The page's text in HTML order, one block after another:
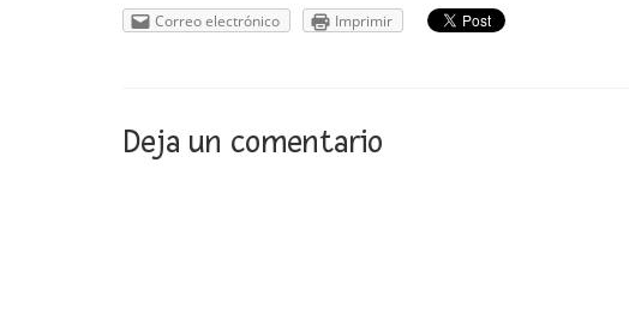
Correo electrónico Imprimir
Deja un comentario